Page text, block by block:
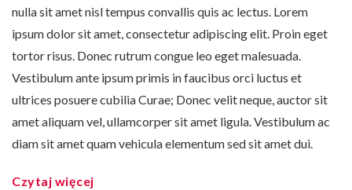
nulla sit amet nisl tempus convallis quis ac lectus. Lorem
ipsum dolor sit amet, consectetur adipiscing elit. Proin eget
tortor risus. Donec rutrum congue leo eget malesuada.
Vestibulum ante ipsum primis in faucibus orci luctus et
ultrices posuere cubilia Curae; Donec velit neque, auctor sit
amet aliquam vel, ullamcorper sit amet ligula. Vestibulum ac
diam sit amet quam vehicula elementum sed sit amet dui.
Czytaj więcej